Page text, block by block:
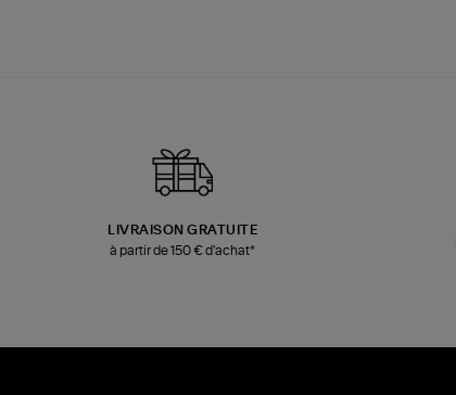
LIVRAISON GRATUITE
à partir de 150 € d'achat*